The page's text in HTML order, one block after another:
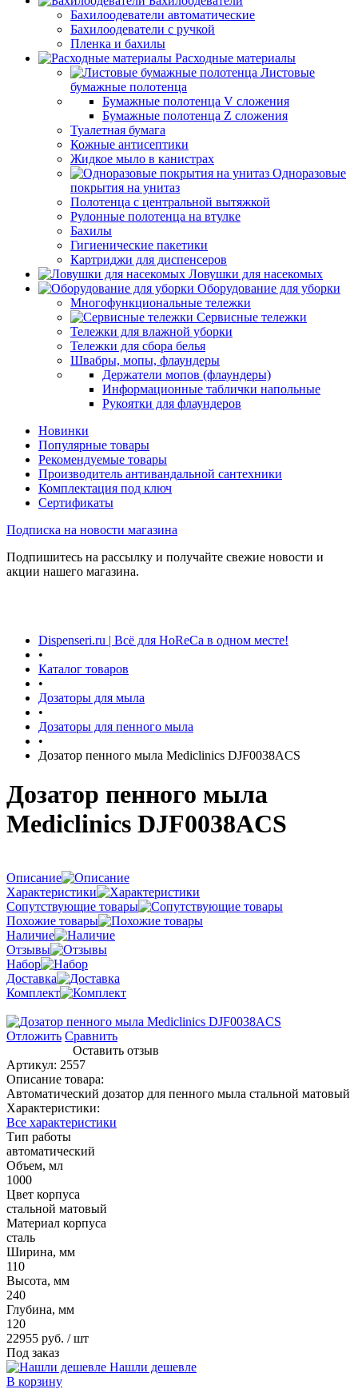
Бахилоодеватели автоматические
Бахилоодеватели с ручкой
Пленка и бахилы
Расходные материалы
Листовые
бумажные полотенца
Бумажные полотенца V сложения
Бумажные полотенца Z сложения
Туалетная бумага
Кожные антисептики
Жидкое мыло в канистрах
Одноразовые
покрытия на унитаз
Полотенца с центральной вытяжкой
Рулонные полотенца на втулке
Бахилы
Гигиенические пакетики
Картриджи для диспенсеров
Ловушки для насекомых
Оборудование для уборки
Многофункциональные тележки
Сервисные тележки
Тележки для влажной уборки
Тележки для сбора белья
Швабры, мопы, флаундеры
Держатели мопов (флаундеры)
Информационные таблички напольные
Рукоятки для флаундеров
Новинки
Популярные товары
Рекомендуемые товары
Производитель антивандальной сантехники
Комплектация под ключ
Сертификаты
Подписка на новости магазина
Подпишитесь на рассылку и получайте свежие новости и
акции нашего магазина.
Dispenseri.ru | Всё для HoReCa в одном месте!
•
Каталог товаров
•
Дозаторы для мыла
•
Дозаторы для пенного мыла
•
Дозатор пенного мыла Mediclinics DJF0038ACS
Дозатор пенного мыла
Mediclinics DJF0038ACS
Описание
Характеристики
Сопутствующие товары
Похожие товары
Наличие
Отзывы
Набор
Доставка
Комплект
Отложить Сравнить
Оставить отзыв
Артикул: 2557
Описание товара:
Автоматический дозатор для пенного мыла стальной матовый
Характеристики:
Все характеристики
Тип работы
автоматический
Объем, мл
1000
Цвет корпуса
стальной матовый
Материал корпуса
сталь
Ширина, мм
110
Высота, мм
240
Глубина, мм
120
22955 руб. / шт
Под заказ
Нашли дешевле
В корзину